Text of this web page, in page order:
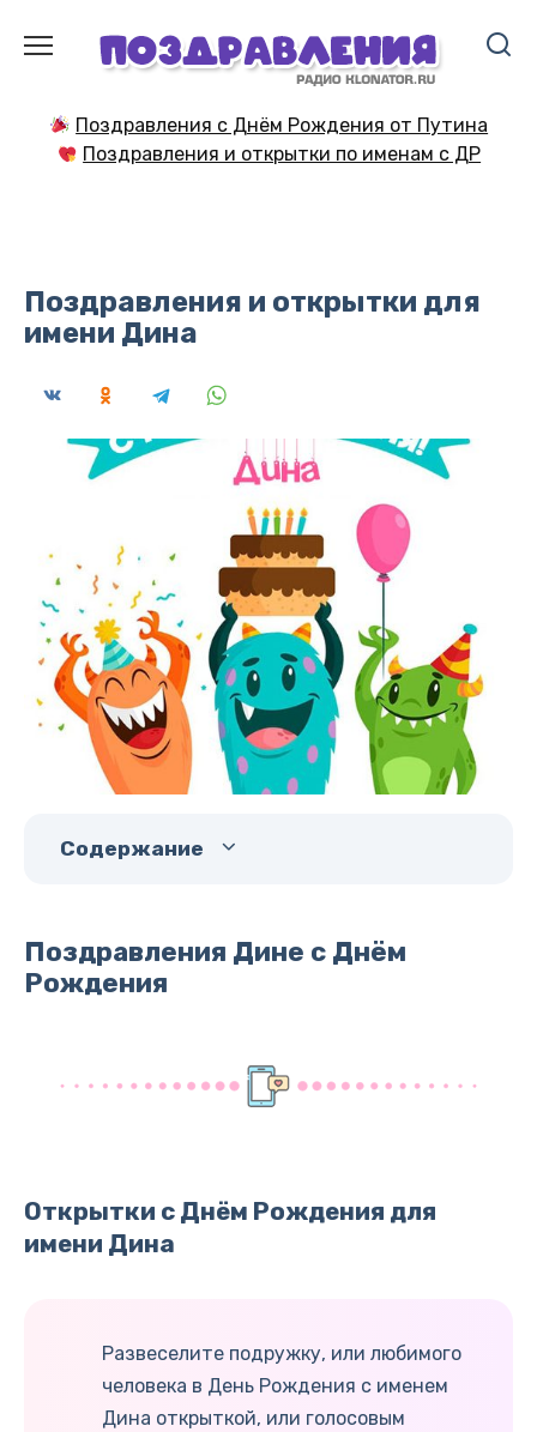
содержанию
Поздравления с Днём Рождения от Путина
Поздравления и открытки по именам с ДР
Поздравления и открытки для
имени Дина
Содержание
Поздравления Дине с Днём
Рождения
Открытки с Днём Рождения для
имени Дина
Развеселите подружку, или любимого
человека в День Рождения с именем
Дина открыткой, или голосовым